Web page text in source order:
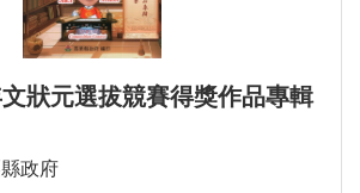
狀元選拔競賽得獎作品專輯
政府